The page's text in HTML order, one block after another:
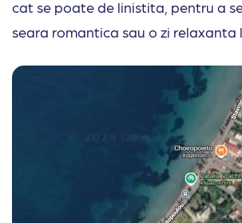
cat se poate de linistita, pentru a
seara romantica sau o zi relaxanta